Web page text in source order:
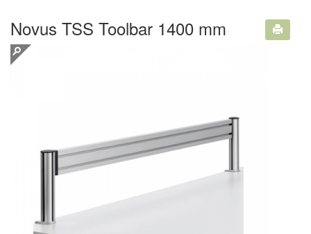
Novus TSS Toolbar 1400 mm